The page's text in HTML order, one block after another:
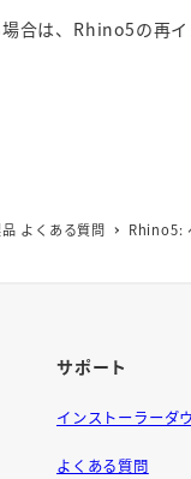
は、Rhino5の再イ
よくある質問 Rhino5:
サポート
インストーラーダ
よくある質問